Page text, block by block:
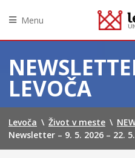
obsah
Menu
LEVOČA
Levoča \ Život v meste \
Newsletter – 9. 5. 2026 – 22.